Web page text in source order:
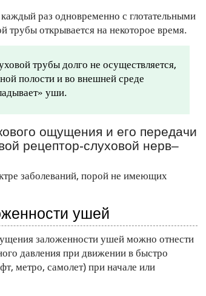
раз одновременно с глотательными
трубы открывается на некоторое время.
трубы долго не осуществляется,
полости и во внешней среде
уши.
ощущения и его передачи
рецептор-слуховой нерв–
заболеваний, порой не имеющих
ушей
заложенности ушей можно отнести
давления при движении в быстро
метро, самолет) при начале или